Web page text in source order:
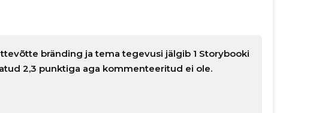
bränding ja tema tegevusi jälgib 1 Storybooki
2,3 punktiga aga kommenteeritud ei ole.